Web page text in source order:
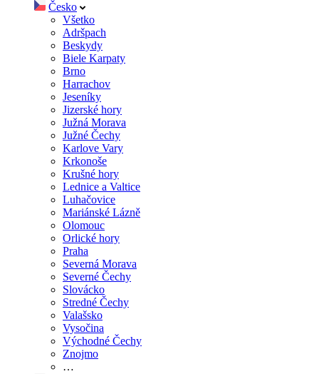
Česko
Všetko
Adršpach
Beskydy
Biele Karpaty
Brno
Harrachov
Jeseníky
Jizerské hory
Južná Morava
Južné Čechy
Karlove Vary
Krkonoše
Krušné hory
Lednice a Valtice
Luhačovice
Mariánské Lázně
Olomouc
Orlické hory
Praha
Severná Morava
Severné Čechy
Slovácko
Stredné Čechy
Valašsko
Vysočina
Východné Čechy
Znojmo
…